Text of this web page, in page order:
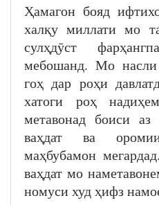
Ҳамагон бояд
халқу миллати мо
сулҳдӯст
мебошанд. Мо
гоҳ дар роҳи
хатоги роҳ
метавонад боиси
ваҳдат ва
маҳбубамон
ваҳдат мо
номуси худ ҳифз